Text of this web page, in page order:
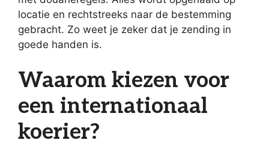
locatie en rechtstreeks naar de bestemming
gebracht. Zo weet je zeker dat je zending in
goede handen is.
Waarom kiezen voor
een internationaal
koerier?